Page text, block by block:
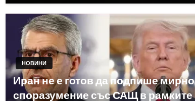
НОВИНИ
Иран не е готов да подпише мирно
споразумение със САЩ в рамките